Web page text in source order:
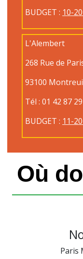
BUDGET : 10-
L'Alembert
268 Rue de
93100
Tél : 01 42 87
BUDGET : 11-
Où
Paris